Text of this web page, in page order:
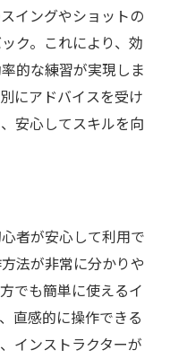
イングやショットの
ク。これにより、効
的な練習が実現しま
にアドバイスを受け
安心してスキルを向
者が安心して利用で
法が非常に分かりや
でも簡単に使えるイ
直感的に操作できる
インストラクターが